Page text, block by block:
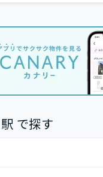
で探す